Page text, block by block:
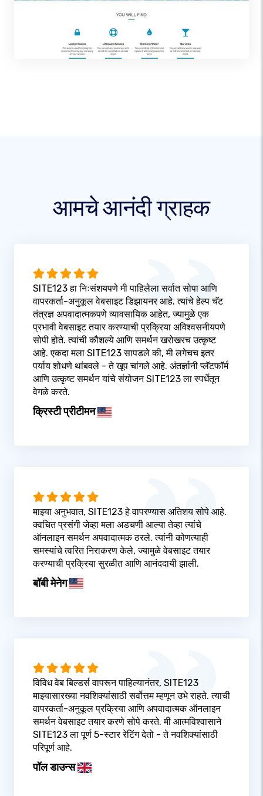
आमचे आनंदी ग्राहक
SITE123 हा निःसंशयपणे मी पाहिलेला सर्वात सोपा आणि
वापरकर्ता-अनुकूल वेबसाइट डिझायनर आहे. त्यांचे हेल्प चॅट
तंत्रज्ञ अपवादात्मकपणे व्यावसायिक आहेत, ज्यामुळे एक
प्रभावी वेबसाइट तयार करण्याची प्रक्रिया अविश्वसनीयपणे
सोपी होते. त्यांची कौशल्ये आणि समर्थन खरोखरच उत्कृष्ट
आहे. एकदा मला SITE123 सापडले की, मी लगेचच इतर
पर्याय शोधणे थांबवले - ते खूप चांगले आहे. अंतर्ज्ञानी प्लॅटफॉर्म
आणि उत्कृष्ट समर्थन यांचे संयोजन SITE123 ला स्पर्धेतून
वेगळे करते.
क्रिस्टी प्रीटीमन
माझ्या अनुभवात, SITE123 हे वापरण्यास अतिशय सोपे आहे.
क्वचित प्रसंगी जेव्हा मला अडचणी आल्या तेव्हा त्यांचे
ऑनलाइन समर्थन अपवादात्मक ठरले. त्यांनी कोणत्याही
समस्यांचे त्वरित निराकरण केले, ज्यामुळे वेबसाइट तयार
करण्याची प्रक्रिया सुरळीत आणि आनंददायी झाली.
बॉबी मेनेग
विविध वेब बिल्डर्स वापरून पाहिल्यानंतर, SITE123
माझ्यासारख्या नवशिक्यांसाठी सर्वोत्तम म्हणून उभे राहते. त्याची
वापरकर्ता-अनुकूल प्रक्रिया आणि अपवादात्मक ऑनलाइन
समर्थन वेबसाइट तयार करणे सोपे करते. मी आत्मविश्वासाने
SITE123 ला पूर्ण 5-स्टार रेटिंग देतो - ते नवशिक्यांसाठी
परिपूर्ण आहे.
पॉल डाउन्स